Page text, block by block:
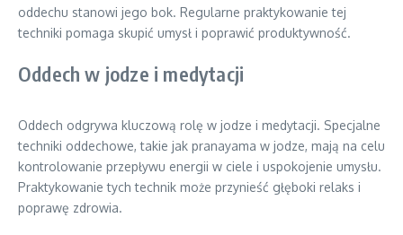
oddechu stanowi jego bok. Regularne praktykowanie tej
techniki pomaga skupić umysł i poprawić produktywność.
Oddech w jodze i medytacji
Oddech odgrywa kluczową rolę w jodze i medytacji. Specjalne
techniki oddechowe, takie jak pranayama w jodze, mają na celu
kontrolowanie przepływu energii w ciele i uspokojenie umysłu.
Praktykowanie tych technik może przynieść głęboki relaks i
poprawę zdrowia.